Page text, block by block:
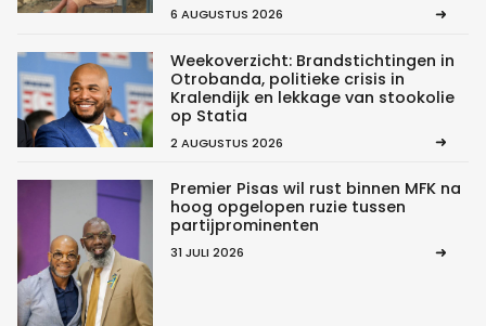
6 AUGUSTUS 2026
Weekoverzicht: Brandstichtingen in
Otrobanda, politieke crisis in
Kralendijk en lekkage van stookolie
op Statia
2 AUGUSTUS 2026
Premier Pisas wil rust binnen MFK na
hoog opgelopen ruzie tussen
partijprominenten
31 JULI 2026